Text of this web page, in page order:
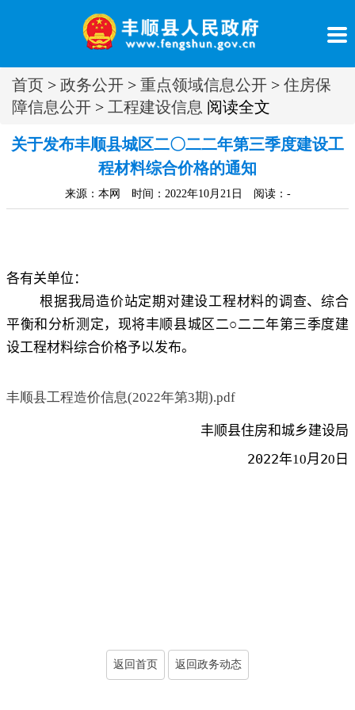
首页 > 政务公开 > 重点领域信息公开 > 住房保
障信息公开 > 工程建设信息 阅读全文
关于发布丰顺县城区二〇二二年第三季度建设工
程材料综合价格的通知
来源：本网 时间：2022年10月21日 阅读： -
各有关单位：
根据我局造价站定期对建设工程材料的调查、综合
平衡和分析测定 ， 现将丰顺县城区二○二二年第三 季度建
设工程材料综合价格予以发布。
丰顺县工程造价信息(2022年第3期).pdf
丰顺县住房和城乡建设局
2022年10月 20 日
返回首页 返回政务动态